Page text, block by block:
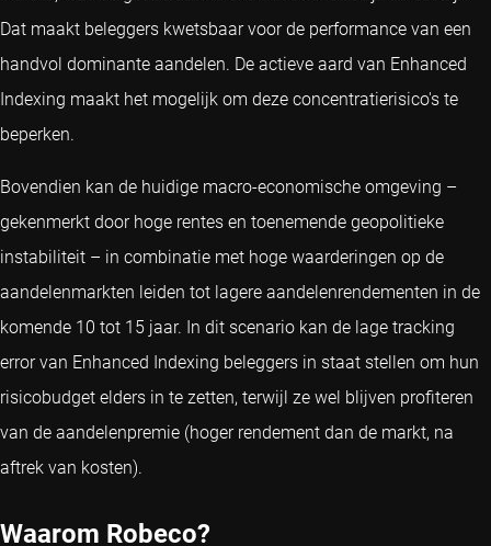
Dat maakt beleggers kwetsbaar voor de performance van een
handvol dominante aandelen. De actieve aard van Enhanced
Indexing maakt het mogelijk om deze concentratierisico's te
beperken.
Bovendien kan de huidige macro-economische omgeving –
gekenmerkt door hoge rentes en toenemende geopolitieke
instabiliteit – in combinatie met hoge waarderingen op de
aandelenmarkten leiden tot lagere aandelenrendementen in de
komende 10 tot 15 jaar. In dit scenario kan de lage tracking
error van Enhanced Indexing beleggers in staat stellen om hun
risicobudget elders in te zetten, terwijl ze wel blijven profiteren
van de aandelenpremie (hoger rendement dan de markt, na
aftrek van kosten).
Waarom Robeco?